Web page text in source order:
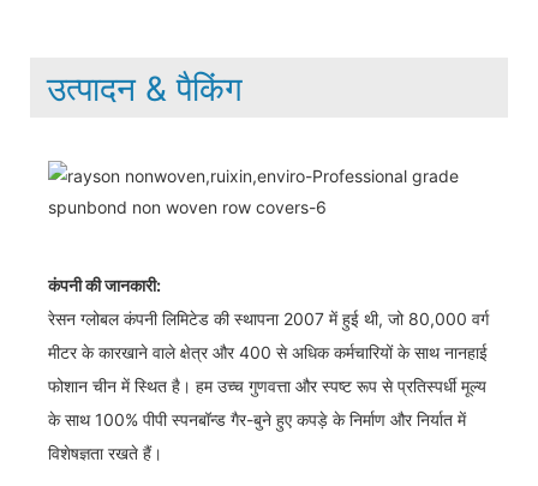
उत्पादन & पैकिंग
कंपनी की जानकारी:
रेसन ग्लोबल कंपनी लिमिटेड की स्थापना 2007 में हुई थी, जो 80,000 वर्ग
मीटर के कारखाने वाले क्षेत्र और 400 से अधिक कर्मचारियों के साथ नानहाई
फोशान चीन में स्थित है। हम उच्च गुणवत्ता और स्पष्ट रूप से प्रतिस्पर्धी मूल्य
के साथ 100% पीपी स्पनबॉन्ड गैर-बुने हुए कपड़े के निर्माण और निर्यात में
विशेषज्ञता रखते हैं।